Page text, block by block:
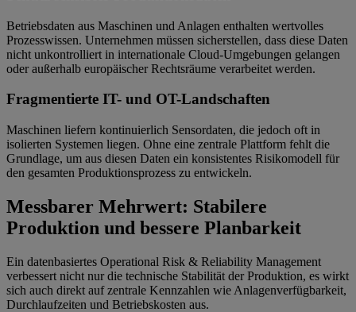
Betriebsdaten aus Maschinen und Anlagen enthalten wertvolles
Prozesswissen. Unternehmen müssen sicherstellen, dass diese Daten
nicht unkontrolliert in internationale Cloud-Umgebungen gelangen
oder außerhalb europäischer Rechtsräume verarbeitet werden.
Fragmentierte IT- und OT-Landschaften
Maschinen liefern kontinuierlich Sensordaten, die jedoch oft in
isolierten Systemen liegen. Ohne eine zentrale Plattform fehlt die
Grundlage, um aus diesen Daten ein konsistentes Risikomodell für
den gesamten Produktionsprozess zu entwickeln.
Messbarer Mehrwert: Stabilere
Produktion und bessere Planbarkeit
Ein datenbasiertes Operational Risk & Reliability Management
verbessert nicht nur die technische Stabilität der Produktion, es wirkt
sich auch direkt auf zentrale Kennzahlen wie Anlagenverfügbarkeit,
Durchlaufzeiten und Betriebskosten aus.